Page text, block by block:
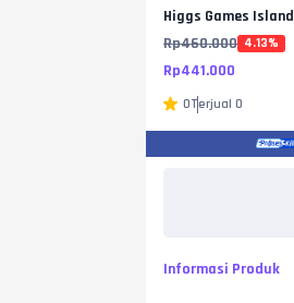
Higgs Games Island
Rp460.000 4.13%
Rp441.000
0Terjual 0
Informasi Produk